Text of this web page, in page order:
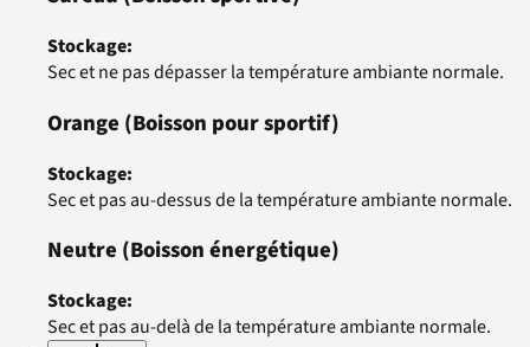
Stockage:
Sec et ne pas dépasser la température ambiante normale.
Orange (Boisson pour sportif)
Stockage:
Sec et pas au-dessus de la température ambiante normale.
Neutre (Boisson énergétique)
Stockage:
Sec et pas au-delà de la température ambiante normale.